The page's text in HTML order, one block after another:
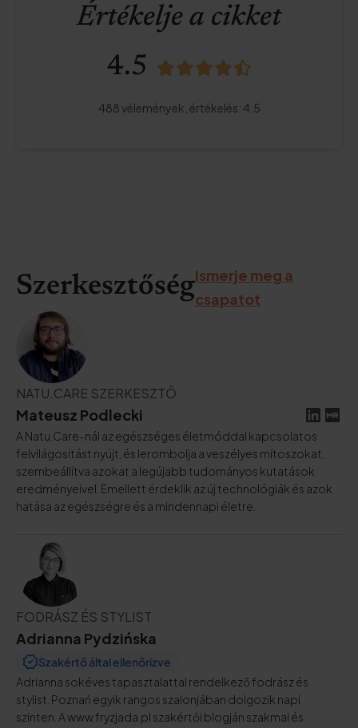
Értékelje a cikket
4.5
488vélemények, értékelés:4.5
SzerkesztőségIsmerje meg a
csapatot
NATU.CARE SZERKESZTŐ
Mateusz Podlecki
A Natu.Care-nál az egészséges életmóddal kapcsolatos
felvilágosítást nyújt, és lerombolja a veszélyes mítoszokat,
szembeállítva azokat a legújabb tudományos kutatások
eredményeivel. Emellett érdeklik az új technológiák és azok
hatása az egészségre és a mindennapi életre.
FODRÁSZ ÉS STYLIST
Adrianna Pydzińska
Szakértő által ellenőrizve
Adrianna sokéves tapasztalattal rendelkező fodrász és
stylist. Poznań egyik rangos szalonjában dolgozik napi
szinten. A www.fryzjada.pl szakértői blogján szakmai és